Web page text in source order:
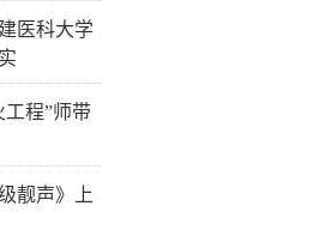
医科大学
工程”师带
靓声》上